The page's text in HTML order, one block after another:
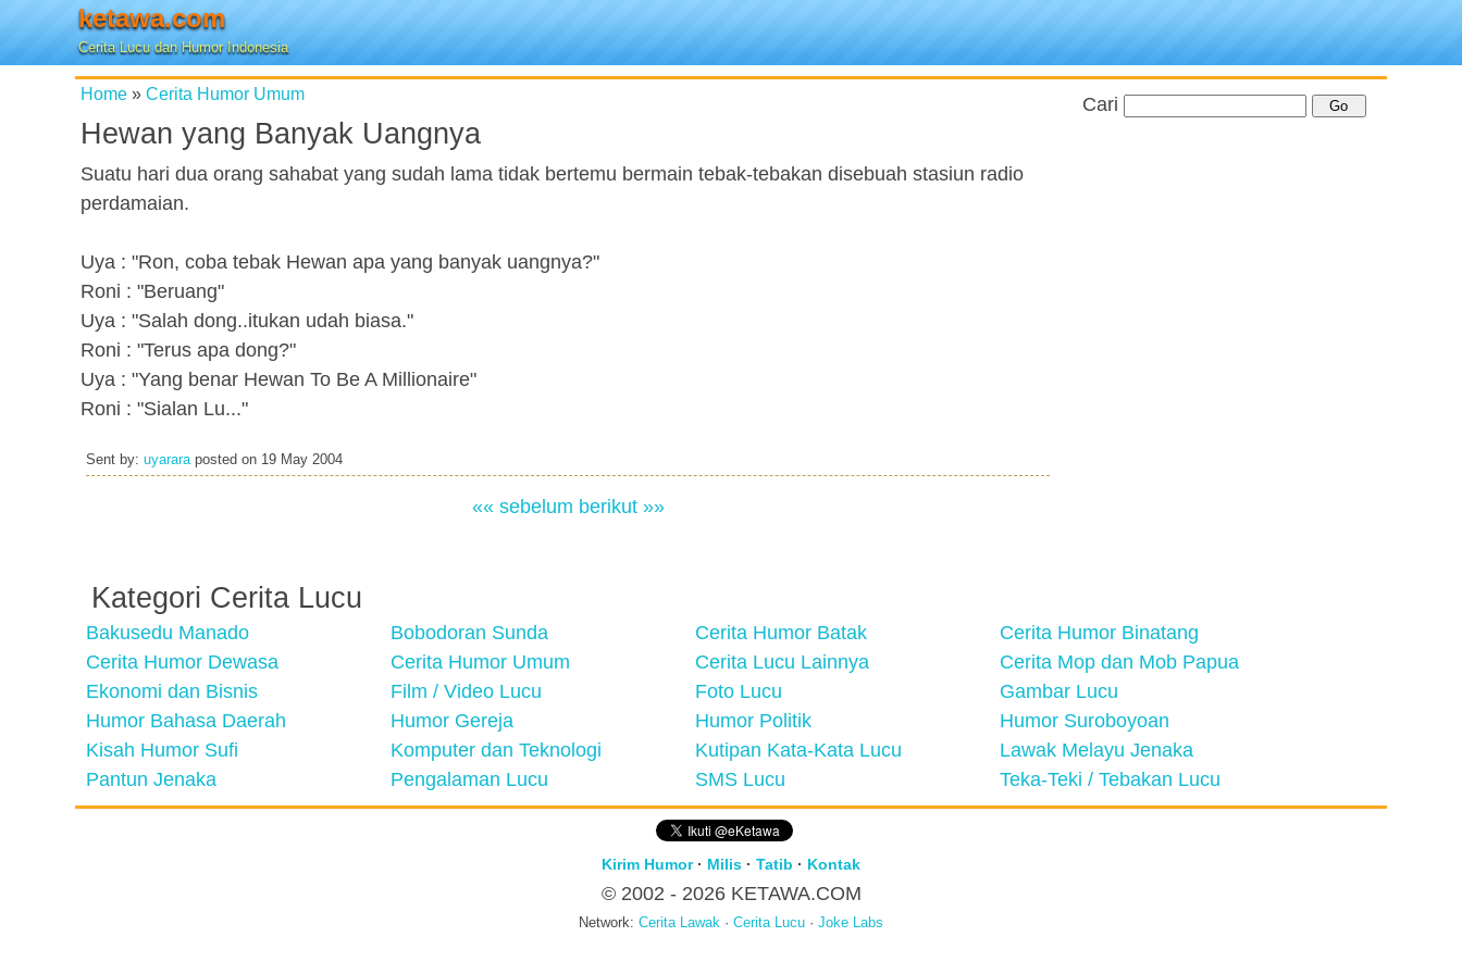
ketawa.com
Cerita Lucu dan Humor Indonesia
Home » Cerita Humor Umum
Hewan yang Banyak Uangnya
Suatu hari dua orang sahabat yang sudah lama tidak bertemu bermain tebak-tebakan disebuah stasiun radio
perdamaian.
Uya : "Ron, coba tebak Hewan apa yang banyak uangnya?"
Roni : "Beruang"
Uya : "Salah dong..itukan udah biasa."
Roni : "Terus apa dong?"
Uya : "Yang benar Hewan To Be A Millionaire"
Roni : "Sialan Lu..."
Sent by: uyararaposted on 19 May 2004
«« sebelum berikut »»
Cari
Kategori Cerita Lucu
Bakusedu Manado Bobodoran Sunda Cerita Humor Batak
Cerita Humor Binatang
Cerita Humor Dewasa
Cerita Humor Umum Cerita Lucu Lainnya
Cerita Mop dan Mob Papua
Ekonomi dan Bisnis
Film / Video Lucu Foto Lucu
Gambar Lucu
Humor Bahasa Daerah
Humor Gereja Humor Politik
Humor Suroboyoan
Kisah Humor Sufi
Komputer dan Teknologi Kutipan Kata-Kata Lucu
Lawak Melayu Jenaka
Pantun Jenaka
Pengalaman Lucu SMS Lucu Teka-Teki / Tebakan Lucu
Kirim Humor· Milis · Tatib · Kontak
© 2002 - 2026 KETAWA.COM
Network: Cerita Lawak · Cerita Lucu · Joke Labs